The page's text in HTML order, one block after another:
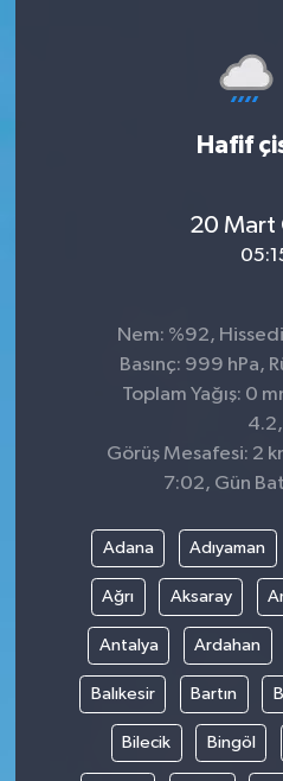
Hafif
20 Mart
Nem: %92,
Basınç: 999 hPa,
Toplam Yağış: 0
4.2,
Görüş Mesafesi: 2
7:02, Gün
Adana Adıyaman
Ağrı Aksaray
Antalya Ardahan
Balıkesir Bartın
Bilecik Bingöl